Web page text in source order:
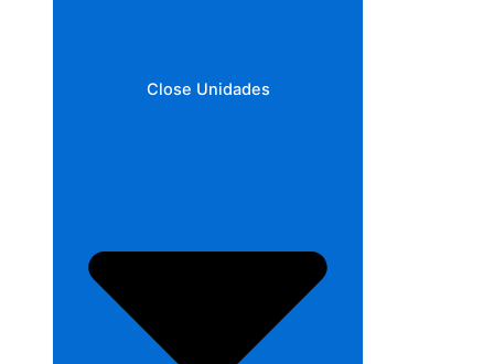
Close Unidades